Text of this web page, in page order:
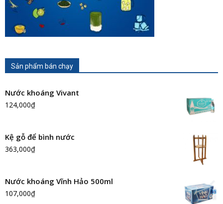
Sản phẩm bán chạy
Nước khoáng Vivant
124,000₫
Kệ gỗ để bình nước
363,000₫
Nước khoáng Vĩnh Hảo 500ml
107,000₫